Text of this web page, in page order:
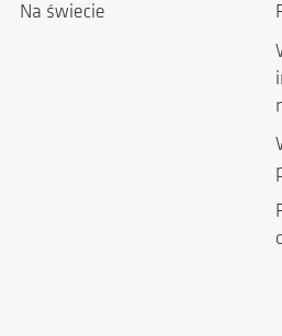
Na świecie